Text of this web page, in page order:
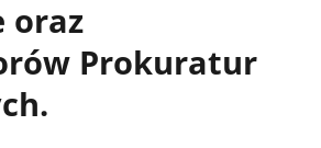
oraz
Prokuratur